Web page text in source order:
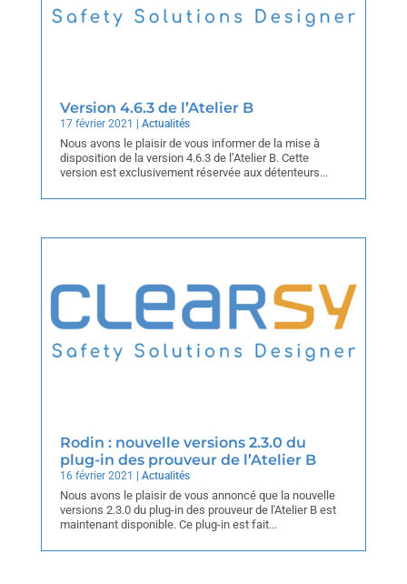
Version 4.6.3 de l’Atelier B
17 février 2021 Actualités
Nous avons le plaisir de vous informer de la mise à
disposition de la version 4.6.3 de l’Atelier B. Cette
version est exclusivement réservée aux détenteurs...
Rodin : nouvelle versions 2.3.0 du
plug-in des prouveur de l’Atelier B
16 février 2021 | Actualités
Nous avons le plaisir de vous annoncé que la nouvelle
versions 2.3.0 du plug-in des prouveur de l'Atelier B est
maintenant disponible. Ce plug-in est fait...